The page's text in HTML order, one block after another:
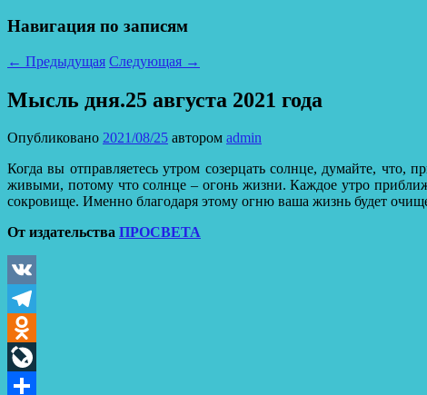
Навигация по записям
← Предыдущая Следующая →
Мысль дня.25 августа 2021 года
Опубликовано 2021/08/25 автором admin
Когда вы отправляетесь утром созерцать солнце, думайте,
живыми, потому что солнце – огонь жизни. Каждое утро
сокровище. Именно благодаря этому огню ваша жизнь будет
От издательства ПРОСВЕТА
VK
Telegram
Odnoklassniki
LiveJournal